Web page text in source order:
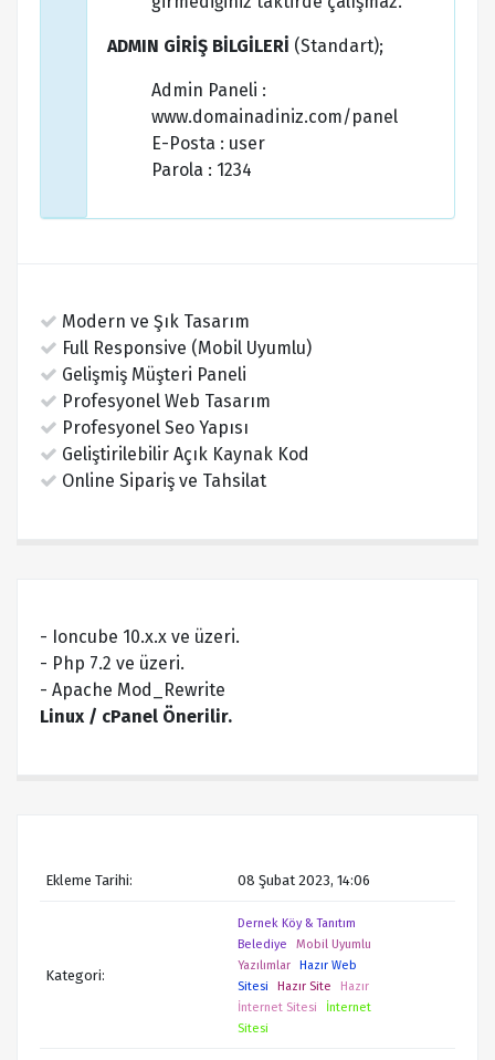
ADMIN GİRİŞ BİLGİLERİ (Standart);
Admin Paneli :
www.domainadiniz.com/panel
E-Posta : user
Parola : 1234
Modern ve Şık Tasarım
Full Responsive (Mobil Uyumlu)
Gelişmiş Müşteri Paneli
Profesyonel Web Tasarım
Profesyonel Seo Yapısı
Geliştirilebilir Açık Kaynak Kod
Online Sipariş ve Tahsilat
- Ioncube 10.x.x ve üzeri.
- Php 7.2 ve üzeri.
- Apache Mod_Rewrite
Linux / cPanel Önerilir.
Ekleme Tarihi: 08 Şubat 2023, 14:06
Kategori:
Dernek Köy & Tanıtım
Belediye
Mobil Uyumlu
Yazılımlar
Hazır Web
Sitesi
Hazır Site
Hazır
İnternet Sitesi
İnternet
Sitesi